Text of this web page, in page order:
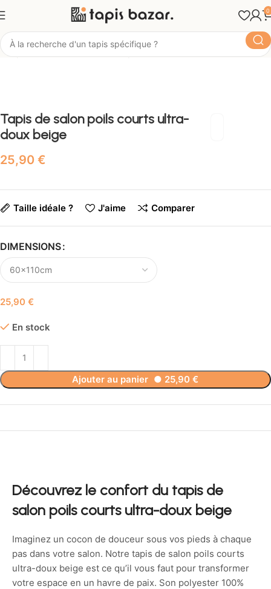
0
Matière Tapis lavable en machine
Tapis de salon poils courts ultra-
doux beige
€
Taille idéale ? J'aime Comparer
DIMENSIONS
€
En stock
Ajouter au panier ● 25,90€
Découvrez le confort du tapis de
salon poils courts ultra-doux beige
Imaginez un cocon de douceur sous vos pieds à chaque
pas dans votre salon. Notre tapis de salon poils courts
ultra-doux beige est ce qu’il vous faut pour transformer
votre espace en un havre de paix. Son polyester 100%